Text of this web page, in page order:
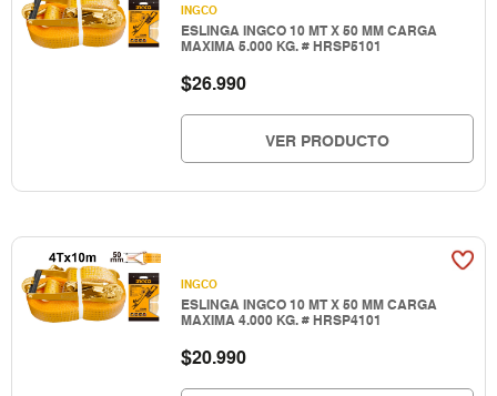
INGCO
ESLINGA INGCO 10 MT X 50 MM CARGA
MAXIMA 5.000 KG. # HRSP5101
$26.990
VER PRODUCTO
INGCO
ESLINGA INGCO 10 MT X 50 MM CARGA
MAXIMA 4.000 KG. # HRSP4101
$20.990